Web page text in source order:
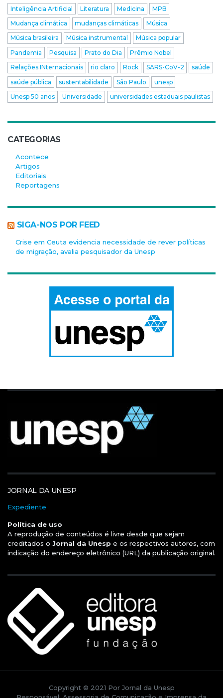
Inteligência Artificial
Literatura Medicina
MPB
Mudança climática
mudanças climáticas
Música
Música brasileira
Música instrumental
Música popular
Pandemia
Pesquisa Prato do Dia
Prêmio Nobel
Relações INternacionais
rio claro Rock SARS-CoV-2
saúde
saúde pública
sustentabilidade São Paulo
unesp
Unesp 50 anos
Universidade universidades estaduais paulistas
CATEGORIAS
Acontece
Artigos
Editoriais
Reportagens
SIGA-NOS POR FEED
Crise em Ceuta evidencia necessidade de rever políticas
de migração, avalia pesquisador da Unesp
JORNAL DA UNESP
Expediente
Política de uso
A reprodução de conteúdos é livre desde que sejam
creditados o Jornal da Unesp e os respectivos autores, com
indicação do endereço eletrônico (URL) da publicação original.
Copyright © 2021 Por Jornal da Unesp